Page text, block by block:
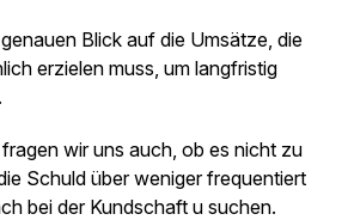
Blick auf die Umsätze, die
erzielen muss, um langfristig
wir uns auch, ob es nicht zu
Schuld über weniger frequentiert
bei der Kundschaft u suchen.